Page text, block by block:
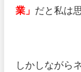
業」 だと私は
しかしながら